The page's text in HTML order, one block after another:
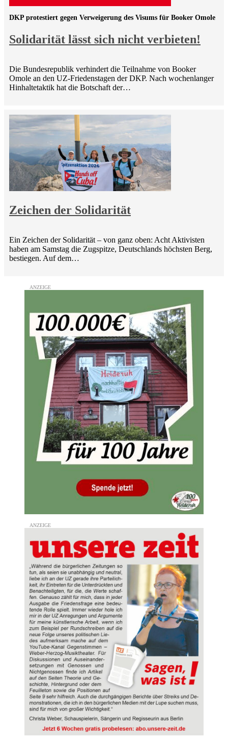
Solidarität lässt sich nicht verbieten!
DKP protestiert gegen Verweigerung des Visums für Booker Omole
Die Bundesrepublik verhindert die Teilnahme von Booker
Omole an den UZ-Friedenstagen der DKP. Nach wochenlanger
Hinhaltetaktik hat die Botschaft der…
Zeichen der Solidarität
Ein Zeichen der Solidarität – von ganz oben: Acht Aktivisten
haben am Samstag die Zugspitze, Deutschlands höchsten Berg,
bestiegen. Auf dem…